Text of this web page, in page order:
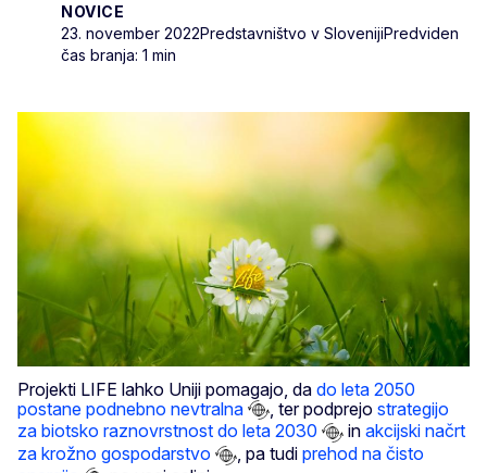
NOVICE
23. november 2022Predstavništvo v SlovenijiPredviden
čas branja: 1 min
Projekti LIFE lahko Uniji pomagajo, da do leta 2050
postane podnebno nevtralna
, ter podprejo strategijo
za biotsko raznovrstnost do leta 2030
in akcijski načrt
za krožno gospodarstvo
, pa tudi prehod na čisto